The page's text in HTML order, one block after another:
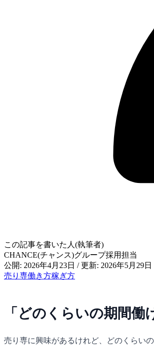
この記事を書いた人(執筆者)
CHANCE(チャンス)グループ採用担当
公開: 2026年4月23日 / 更新: 2026年5月29日
売り専働き方稼ぎ方
「どのくらいの期間働
売り専に興味があるけれど、どのくらい